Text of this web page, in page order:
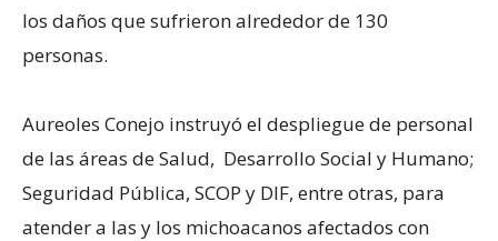
los daños que sufrieron alrededor de 130
personas.
Aureoles Conejo instruyó el despliegue de personal
de las áreas de Salud, Desarrollo Social y Humano;
Seguridad Pública, SCOP y DIF, entre otras, para
atender a las y los michoacanos afectados con